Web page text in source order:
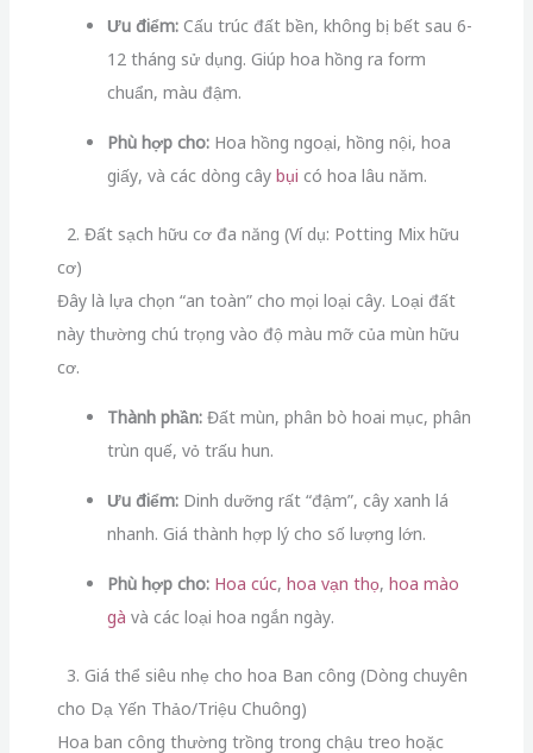
Ưu điểm:Cấu trúc đất bền, không bị bết sau 6-
12 tháng sử dụng. Giúp hoa hồng ra form
chuẩn, màu đậm.
Phù hợp cho:Hoa hồng ngoại, hồng nội, hoa
giấy, và các dòng cây bụi có hoa lâu năm.
2. Đất sạch hữu cơ đa năng (Ví dụ: Potting Mix hữu
cơ)
Đây là lựa chọn “an toàn” cho mọi loại cây. Loại đất
này thường chú trọng vào độ màu mỡ của mùn hữu
cơ.
Thành phần:Đất mùn, phân bò hoai mục, phân
trùn quế, vỏ trấu hun.
Ưu điểm:Dinh dưỡng rất “đậm”, cây xanh lá
nhanh. Giá thành hợp lý cho số lượng lớn.
Phù hợp cho: Hoa cúc, hoa vạn thọ, hoa mào
gà và các loại hoa ngắn ngày.
3. Giá thể siêu nhẹ cho hoa Ban công (Dòng chuyên
cho Dạ Yến Thảo/Triệu Chuông)
Hoa ban công thường trồng trong chậu treo hoặc